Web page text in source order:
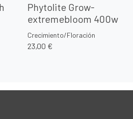
Phytolite Grow-
extremebloom 400w
Crecimiento/Floración
23,00 €